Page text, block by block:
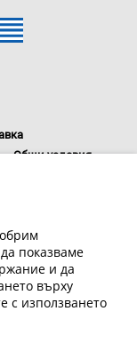
Общи условия
reserved.
показваме
и да
върху
с използването